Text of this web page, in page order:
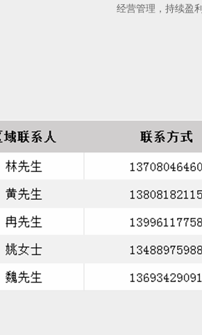
经营管理，持续盈利